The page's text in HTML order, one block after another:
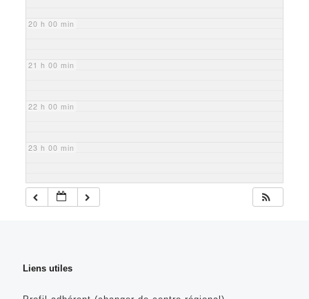
20 h 00 min
21 h 00 min
22 h 00 min
23 h 00 min
Liens utiles